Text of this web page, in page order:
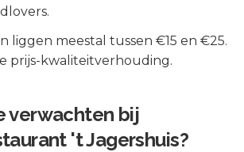
liggen meestal tussen €15 en €25.
prijs-kwaliteitverhouding.
verwachten bij
't Jagershuis?